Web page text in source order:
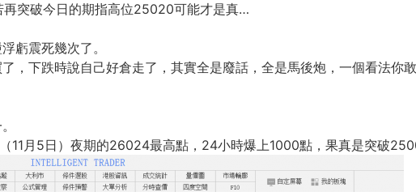
突破今日的期指高位25020可能才是真…
虧震死幾次了。
，下跌時說自己好倉走了，其實全是廢話，全是馬後炮，一個看法你
11月5日）夜期的26024最高點，24小時爆上1000點，果真是突破